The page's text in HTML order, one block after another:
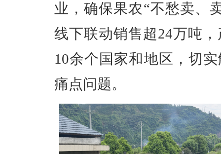
业，确保果农“不愁卖、
线下联动销售超24万吨
10余个国家和地区，切
痛点问题。